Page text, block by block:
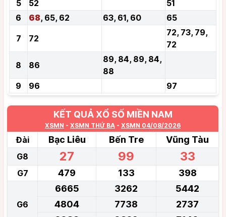
5 52
51
6
68, 65, 62 63, 61, 60 65
7 72
72, 73, 79,
72
8 86
89, 84, 89, 84,
88
9
96 97
KẾT QUẢ XỔ SỐ MIỀN NAM
XSMN - XSMN THỨ BA - XSMN 04/08/2026
Đài Bạc Liêu Bến Tre Vũng Tàu
G8 27 99 33
G7 479 133 398
G6
6665 3262
5442
4804
7738
2737